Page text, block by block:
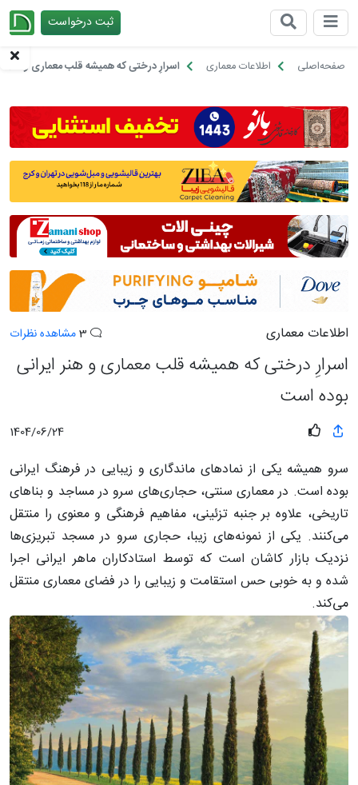
ثبت درخواست
صفحه‌اصلی اطلاعات معماری اسرارِ درختی که همیشه قلب معماری و هنر
اطلاعات معماری مشاهده نظرات
اسرارِ درختی که همیشه قلب معماری و هنر ایرانی
بوده است
1404/06/24
سرو همیشه یکی از نمادهای ماندگاری و زیبایی در فرهنگ ایرانی
بوده است. در معماری سنتی، حجاری‌های سرو در مساجد و بناهای
تاریخی، علاوه بر جنبه تزئینی، مفاهیم فرهنگی و معنوی را منتقل
می‌کنند. یکی از نمونه‌های زیبا، حجاری سرو در مسجد تبریزی‌ها
نزدیک بازار کاشان است که توسط استادکاران ماهر ایرانی اجرا
شده و به خوبی حس استقامت و زیبایی را در فضای معماری منتقل
می‌کند.